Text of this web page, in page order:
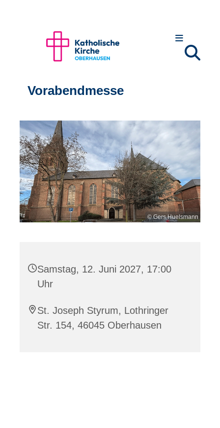
Vorabendmesse
© Gers Huelsmann
Samstag, 12. Juni 2027, 17:00
Uhr
St. Joseph Styrum, Lothringer
Str. 154, 46045 Oberhausen